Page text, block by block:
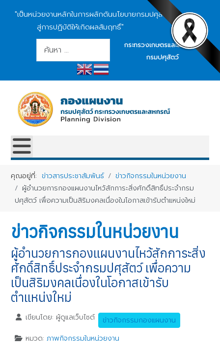
"เป็นหน่วยงานหลักในการผลักดันนโยบายกรมปศุสัตว์
สู่การปฏิบัติให้เกิดผลสัมฤทธิ์"
การค้นหา
กระทรวงเกษตรและสหกรณ์
กรมปศุสัตว์
คุณอยู่ที่:ข่าวสารประชาสัมพันธ์
ข่าวกิจกรรมในหน่วยงาน
ผู้อำนวยการกองแผนงานไหว้สักการะสิ่งศักดิ์สิทธิ์ประจำกรม
ปศุสัตว์ เพื่อความเป็นสิริมงคลเนื่องในโอกาสเข้ารับตำแหน่งใหม่
ข่าวกิจกรรมในหน่วยงาน
ผู้อำนวยการกองแผนงานไหว้สักการะสิ่ง
ศักดิ์สิทธิ์ประจำกรมปศุสัตว์ เพื่อความ
เป็นสิริมงคลเนื่องในโอกาสเข้ารับ
ตำแหน่งใหม่
เขียนโดย: ผู้ดูแลเว็บไซต์
หมวด: ภาพกิจกรรมในหน่วยงาน
ข่าวกิจกรรมกองแผนงาน